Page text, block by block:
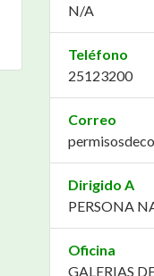
N/A
Teléfono
25123200
Correo
Dirigido A
PERSONA
Oficina
GALERIAS